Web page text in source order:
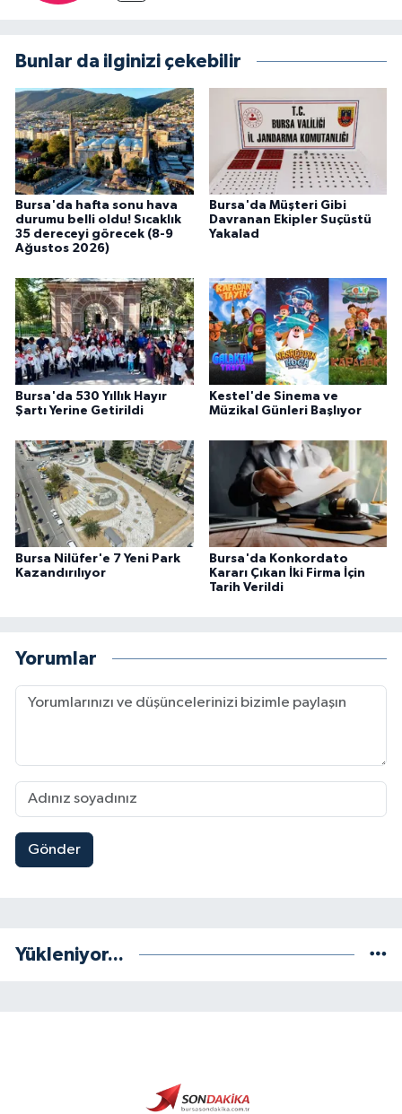
Bunlar da ilginizi çekebilir
Bursa'da hafta sonu hava
durumu belli oldu! Sıcaklık
35 dereceyi görecek (8-9
Ağustos 2026)
Bursa'da Müşteri Gibi
Davranan Ekipler Suçüstü
Yakalad
Bursa'da 530 Yıllık Hayır
Şartı Yerine Getirildi
Kestel'de Sinema ve
Müzikal Günleri Başlıyor
Bursa Nilüfer'e 7 Yeni Park
Kazandırılıyor
Bursa'da Konkordato
Kararı Çıkan İki Firma İçin
Tarih Verildi
Yorumlar
Gönder
Yükleniyor...